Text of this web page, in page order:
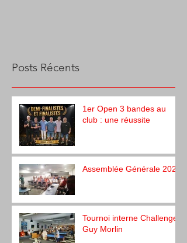
Posts Récents
1er Open 3 bandes au
club : une réussite
Assemblée Générale 2026
Tournoi interne Challenge
Guy Morlin